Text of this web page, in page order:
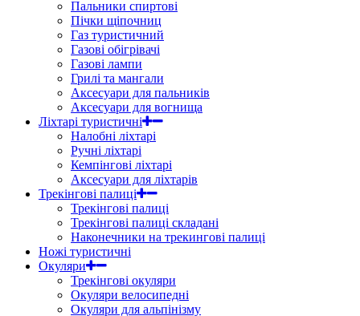
Пальники спиртові
Пічки щіпочниц
Газ туристичний
Газові обігрівачі
Газові лампи
Грилі та мангали
Аксесуари для пальників
Аксесуари для вогнища
Ліхтарі туристичні
Налобні ліхтарі
Ручні ліхтарі
Кемпінгові ліхтарі
Аксесуари для ліхтарів
Трекінгові палиці
Трекінгові палиці
Трекінгові палиці складані
Наконечники на трекингові палиці
Ножі туристичні
Окуляри
Трекінгові окуляри
Окуляри велосипедні
Окуляри для альпінізму